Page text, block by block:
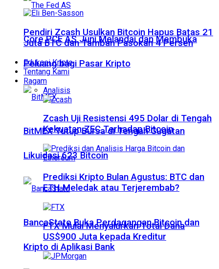
Core PCE AS Juni Melandai dan Membuka
Peluang bagi Pasar Kripto
BitMEX Tutup Bursa di Tengah Gugatan
Likuidasi 623 Bitcoin
BancaStato Buka Perdagangan Bitcoin dan
Kripto di Aplikasi Bank
Pendiri Zcash Usulkan Bitcoin Hapus Batas 21
Juta BTC dan Tambah Pasokan 4 Persen
Edukasi Kripto
Tentang Kami
Ragam
Analisis
Zcash Uji Resistensi 495 Dolar di Tengah
Kekuatan ZEC Terhadap Bitcoin
Prediksi Kripto Bulan Agustus: BTC dan
ETH Meledak atau Terjerembab?
FTX Mulai Menyalurkan Total Dana
US$900 Juta kepada Kreditur